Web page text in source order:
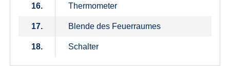
16. Thermometer
17. Blende des Feuerraumes
18. Schalter